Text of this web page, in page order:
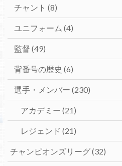
チャント (8)
ユニフォーム (4)
監督 (49)
背番号の歴史 (6)
選手・メンバー (230)
アカデミー (21)
レジェンド (21)
チャンピオンズリーグ(32)